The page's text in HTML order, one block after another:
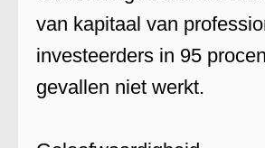
van kapitaal van
investeerders in 95
gevallen niet werkt.